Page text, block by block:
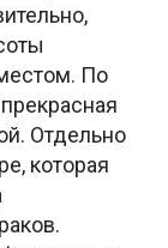
По
Отдельно
которая